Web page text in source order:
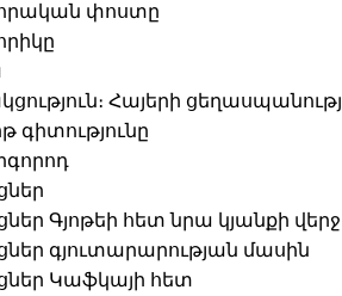
փոստը
Հայերի
գիտությունը
Գյոթեի հետ նրա կյանքի
գյուտարարության մասին
Կաֆկայի հետ